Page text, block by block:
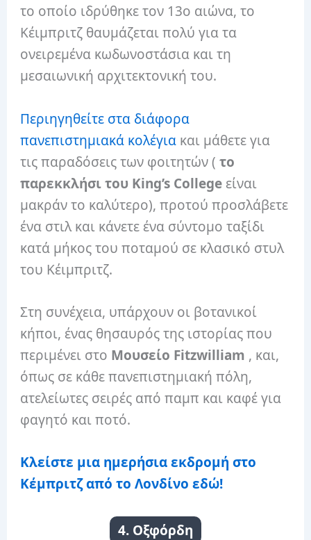
το οποίο ιδρύθηκε τον 13ο αιώνα, το
Κέιμπριτζ θαυμάζεται πολύ για τα
ονειρεμένα κωδωνοστάσια και τη
μεσαιωνική αρχιτεκτονική του.
Περιηγηθείτε στα διάφορα
πανεπιστημιακά κολέγια και μάθετε για
τις παραδόσεις των φοιτητών (το
παρεκκλήσι του King’s College είναι
μακράν το καλύτερο), προτού προσλάβετε
ένα στιλ και κάνετε ένα σύντομο ταξίδι
κατά μήκος του ποταμού σε κλασικό στυλ
του Κέιμπριτζ.
Στη συνέχεια, υπάρχουν οι βοτανικοί
κήποι, ένας θησαυρός της ιστορίας που
περιμένει στο Μουσείο Fitzwilliam , και,
όπως σε κάθε πανεπιστημιακή πόλη,
ατελείωτες σειρές από παμπ και καφέ για
φαγητό και ποτό.
Κλείστε μια ημερήσια εκδρομή στο
Κέμπριτζ από το Λονδίνο εδώ!
4. Οξφόρδη